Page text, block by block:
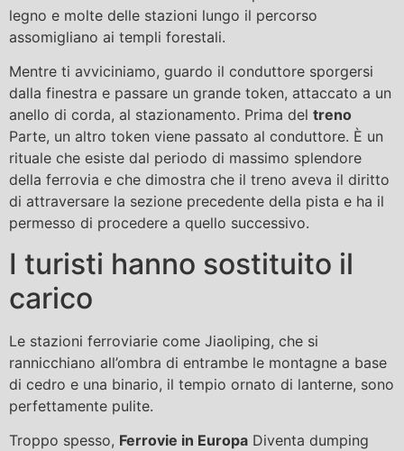
legno e molte delle stazioni lungo il percorso
assomigliano ai templi forestali.
Mentre ti avviciniamo, guardo il conduttore sporgersi
dalla finestra e passare un grande token, attaccato a un
anello di corda, al stazionamento. Prima del treno
Parte, un altro token viene passato al conduttore. È un
rituale che esiste dal periodo di massimo splendore
della ferrovia e che dimostra che il treno aveva il diritto
di attraversare la sezione precedente della pista e ha il
permesso di procedere a quello successivo.
I turisti hanno sostituito il
carico
Le stazioni ferroviarie come Jiaoliping, che si
rannicchiano all’ombra di entrambe le montagne a base
di cedro e una binario, il tempio ornato di lanterne, sono
perfettamente pulite.
Troppo spesso, Ferrovie in Europa Diventa dumping